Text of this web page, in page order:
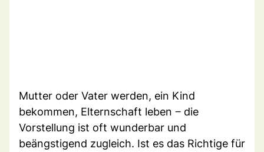
Mutter oder Vater werden, ein Kind
bekommen, Elternschaft leben ‒ die
Vorstellung ist oft wunderbar und
beängstigend zugleich. Ist es das Richtige für